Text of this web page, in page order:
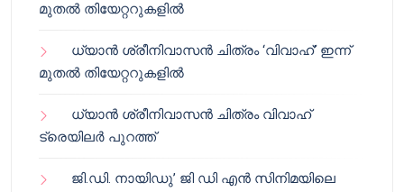
മുതൽ തിയേറ്ററുകളിൽ
ധ്യാൻ ശ്രീനിവാസൻ ചിത്രം ‘വിവാഹ്’ ഇന്ന്
മുതൽ തിയേറ്ററുകളിൽ
ധ്യാൻ ശ്രീനിവാസൻ ചിത്രം വിവാഹ്
ട്രെയിലർ പുറത്ത്
ജി.ഡി. നായിഡു’ ജി ഡി എൻ സിനിമയിലെ